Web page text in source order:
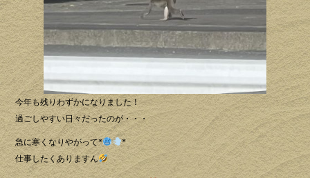
今年も残りわずかになりました！
過ごしやすい日々だったのが・・・
急に寒くなりやがって*
*
仕事したくありますん